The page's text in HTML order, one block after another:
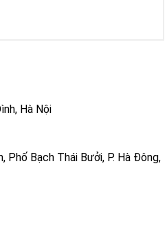
Hà Nội
Phố Bạch Thái Bưởi, P. Hà Đông,